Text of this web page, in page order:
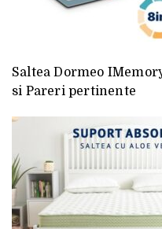
Saltea Dormeo
si Pareri pertinente